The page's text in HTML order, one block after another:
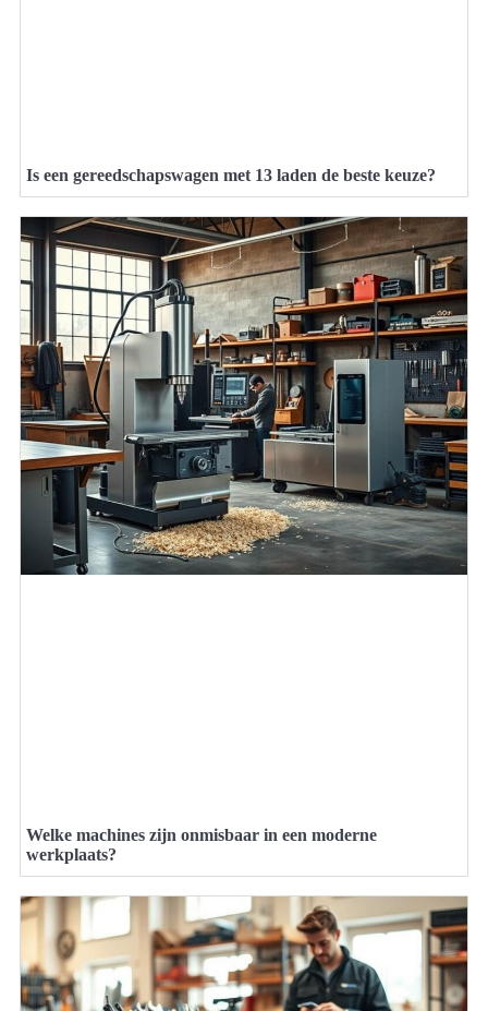
Is een gereedschapswagen met 13 laden de beste keuze?
Welke machines zijn onmisbaar in een moderne
werkplaats?